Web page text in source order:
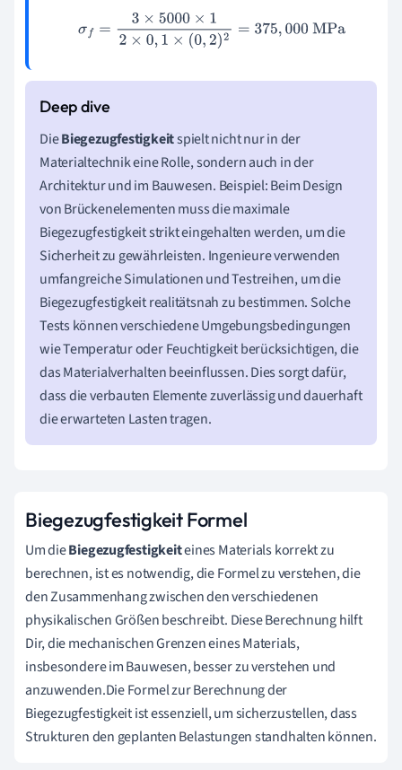
σf =3×5000×12×0,1×(0,2 2= 375,000MPa
DieBiegezugfestigkeitspielt nicht nur in der
Materialtechnik eine Rolle, sondern auch in der
Architektur und im Bauwesen. Beispiel: Beim Design
von Brückenelementen muss die maximale
Biegezugfestigkeit strikt eingehalten werden, um die
Sicherheit zu gewährleisten. Ingenieure verwenden
umfangreiche Simulationen und Testreihen, um die
Biegezugfestigkeit realitätsnah zu bestimmen. Solche
Tests können verschiedene Umgebungsbedingungen
wie Temperatur oder Feuchtigkeit berücksichtigen, die
das Materialverhalten beeinflussen. Dies sorgt dafür,
dass die verbauten Elemente zuverlässig und dauerhaft
die erwarteten Lasten tragen.
Biegezugfestigkeit Formel
Um dieBiegezugfestigkeiteines Materials korrekt zu
berechnen, ist es notwendig, die Formel zu verstehen, die
den Zusammenhang zwischen den verschiedenen
physikalischen Größen beschreibt. Diese Berechnung hilft
Dir, die mechanischen Grenzen eines Materials,
insbesondere im Bauwesen, besser zu verstehen und
anzuwenden.Die Formel zur Berechnung der
Biegezugfestigkeit ist essenziell, um sicherzustellen, dass
Strukturen den geplanten Belastungen standhalten können.